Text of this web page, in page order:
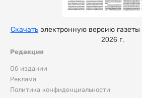
Редакция
Об издании
Реклама
Политика конфиденциальности
Скачатьэлектронную версию газеты
2026 г.